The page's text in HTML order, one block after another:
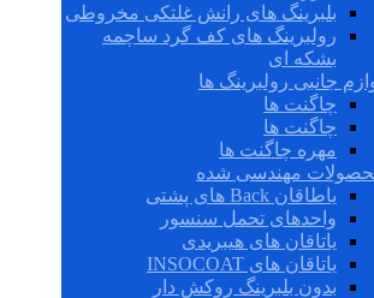
بلبرینگ های رانش غلتکی مخروطی
رولبرینگ های کف گرد ساچمه
بشکه ای
جانبی رولبرینگ ها
چاگنت ها
چاگنت ها
مهره چاگنت ها
مهندسی شده
یاطاقان Back های پشتی
واحدهای تحمل سنسور
یاتاقان های هیبریدی
یاتاقان های INSOCOAT
بدون بلبرینگ روکش دار